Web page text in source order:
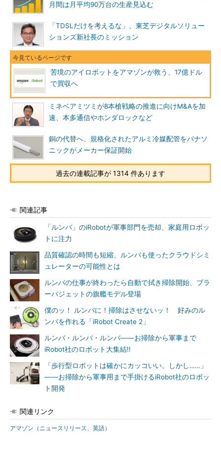
月間は月平均90万台の生産見込む
「TDSLだけを考えるな」、東芝デジタルソリュー
ションズ新社長のミッション
苦境のアイロボットをアマゾンが救う、17億ドル
で買収へ
ミネベアミツミが8本槍戦略の推進に向けM&Aを加
速、本多通信やホンダロックなど
銅の代替へ、規格化されたアルミ冷媒配管をパナソ
ニックがメーカー保証開始
過去の連載記事が 1314 件あります
関連記事
「ルンバ」のiRobotが軍事部門を売却、家庭用ロボッ
トに注力
品質確認の時間も短縮、ルンバも使ったクラウドシミ
ュレーターの可能性とは
ルンバの仕事が終わったら自動で拭き掃除開始、ブラ
ーバジェットの旗艦モデル登場
僕のッ！ ルンバに！掃除はさせないッ！ 好みのル
ンバを作れる「iRobot Create 2」
ルンバ・ルンバ・ルンバ――お掃除から軍事まで
iRobot社のロボット大集結!!
「歩行型ロボットは確かにカッコいい。しかし……」
――お掃除から軍事用まで手掛けるiRobot社のロボッ
ト開発
関連リンク
アマゾン（ニュースリリース、英語）